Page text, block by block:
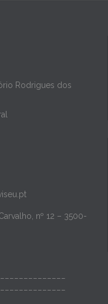
Rodrigues dos
nº 12 – 3500-